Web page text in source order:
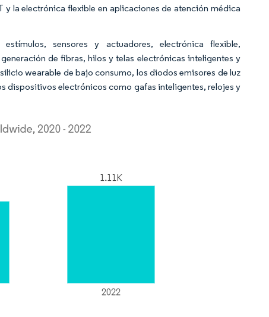
la electrónica flexible en aplicaciones de atención médica
sensores y actuadores, electrónica flexible,
de fibras, hilos y telas electrónicas inteligentes y
wearable de bajo consumo, los diodos emisores de luz
dispositivos electrónicos como gafas inteligentes, relojes y